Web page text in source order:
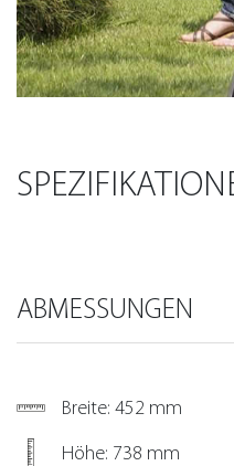
ABMESSUNGEN
Breite: 452 mm
Höhe: 738 mm